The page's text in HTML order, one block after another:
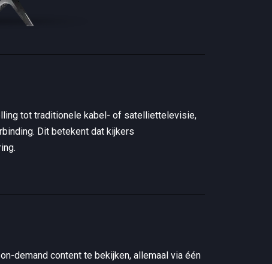
tot traditionele kabel- of satelliettelevisie,
Dit betekent dat kijkers
demand content te bekijken, allemaal via één